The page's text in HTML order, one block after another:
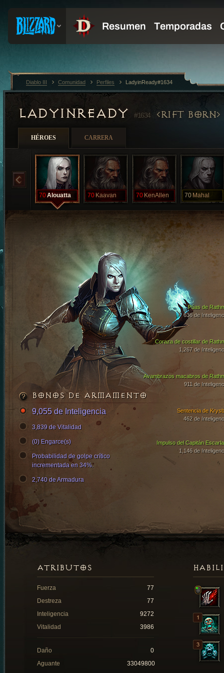
LADYINREADY #1634 RIFT BORN
HÉROES CARRERA
70Alouatta 70 Kaavan 70 KenAllen 70 Mahal
Coraza de costillar de
1,267 de
Avambrazos macabros de
911 de
Púas de
636 de
Impulso del Capitán
1,146 de
Sentencia de
462 de
BONOS DE ARMAMENTO
9,055 de Inteligencia
3,839 de Vitalidad
(0) Engarce(s)
Probabilidad de golpe crítico
incrementada en 34%.
2,740 de Armadura
ATRIBUTOS
Fuerza
77
Destreza
77
Inteligencia
9272
Vitalidad
3986
Daño
0
Aguante
33049800
Diablo III Comunidad Perfiles LadyinReady#1634